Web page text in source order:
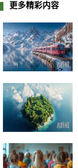
更多精彩内容